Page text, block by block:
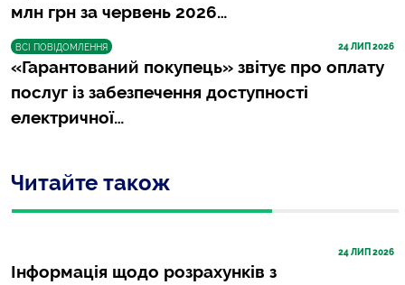
млн грн за червень 2026…
ВСІ ПОВІДОМЛЕННЯ 24 ЛИП 2026
«Гарантований покупець» звітує про оплату
послуг із забезпечення доступності
електричної…
Читайте також
24 ЛИП 2026
Інформація щодо розрахунків з